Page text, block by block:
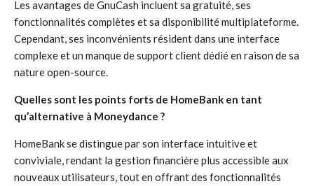
Les avantages de GnuCash incluent sa gratuité, ses
fonctionnalités complètes et sa disponibilité multiplateforme.
Cependant, ses inconvénients résident dans une interface
complexe et un manque de support client dédié en raison de sa
nature open-source.
Quelles sont les points forts de HomeBank en tant
qu’alternative à Moneydance ?
HomeBank se distingue par son interface intuitive et
conviviale, rendant la gestion financière plus accessible aux
nouveaux utilisateurs, tout en offrant des fonctionnalités